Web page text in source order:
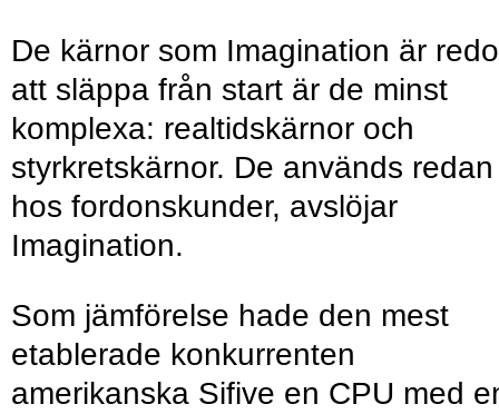
De kärnor som Imagination är redo
att släppa från start är de minst
komplexa: realtidskärnor och
styrkretskärnor. De används redan
hos fordonskunder, avslöjar
Imagination.
Som jämförelse hade den mest
etablerade konkurrenten
amerikanska Sifive en CPU med